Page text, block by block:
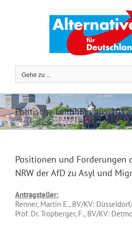
Gehe zu ...
Politische Leitlinien aus 2015
Positionen und Forderungen
NRW der AfD zu Asyl und
Antragsteller:
Renner, Martin E., BV/KV:
Prof. Dr. Tropberger, F., BV/KV: